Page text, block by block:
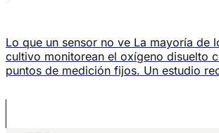
Lo que un sensor no ve La mayoría de
cultivo monitorean el oxígeno disuelto
puntos de medición fijos. Un estudio
la Universidad Noruega de Ciencias de